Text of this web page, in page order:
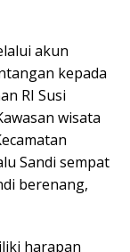
akun
kepada
RI Susi
wisata
Sandi sempat
berenang,
harapan